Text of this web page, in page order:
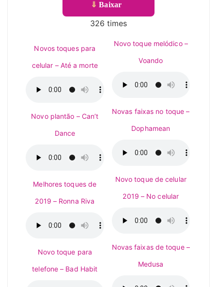
⇓ Baixar
326 times
Novos toques para
celular – Até a morte
Novo plantão – Can’t
Dance
Melhores toques de
2019 – Ronna Riva
Novo toque para
telefone – Bad Habit
Novo toque melódico –
Voando
Novas faixas no toque –
Dophamean
Novo toque de celular
2019 – No celular
Novas faixas de toque –
Medusa